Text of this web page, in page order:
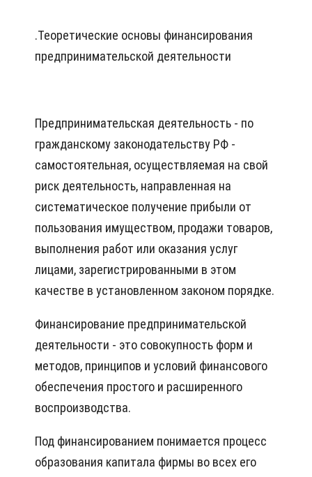
.Теоретические основы финансирования
предпринимательской деятельности
Предпринимательская деятельность - по
гражданскому законодательству РФ -
самостоятельная, осуществляемая на свой
риск деятельность, направленная на
систематическое получение прибыли от
пользования имуществом, продажи товаров,
выполнения работ или оказания услуг
лицами, зарегистрированными в этом
качестве в установленном законом порядке.
Финансирование предпринимательской
деятельности - это совокупность форм и
методов, принципов и условий финансового
обеспечения простого и расширенного
воспроизводства.
Под финансированием понимается процесс
образования капитала фирмы во всех его